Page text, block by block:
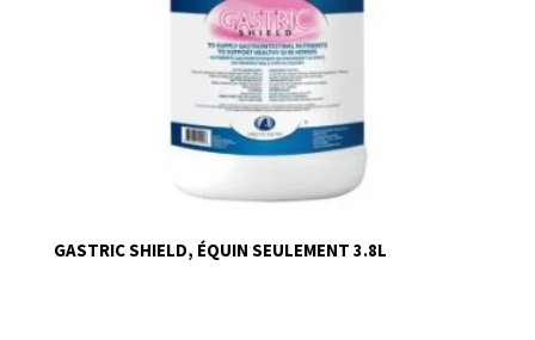
GASTRIC SHIELD, ÉQUIN SEULEMENT 3.8L